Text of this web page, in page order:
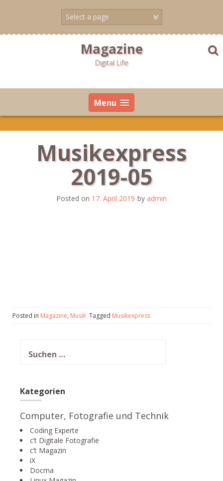
Magazine
Digital Life
Menu
Musikexpress
2019-05
Posted on 17. April 2019 by admin
Posted in Magazine, Musik Tagged Musikexpress
nach:
Kategorien
Computer, Fotografie und Technik
Coding Experte
c’t Digitale Fotografie
c’t Magazin
iX
Docma